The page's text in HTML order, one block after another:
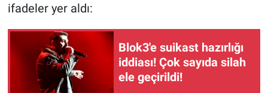
ifadeler yer aldı:
Blok3'e suikast hazırlığı
iddiası! Çok sayıda silah
ele geçirildi!
Canlı Yayın